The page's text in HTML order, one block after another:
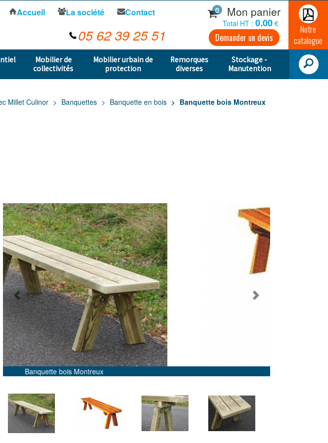
Mobilier de
collectivités
Mobilier urbain de
protection
Remorques
diverses
Stockage -
Manutention
Accueil La société Contact
05 62 39 25 51
0 Mon panier
Total HT : 0.00 €
Demander un devis
Notre
catalogue
Millet Culinor Banquettes Banquette en bois Banquette bois Montreux
Banquette bois Montreux
Previous